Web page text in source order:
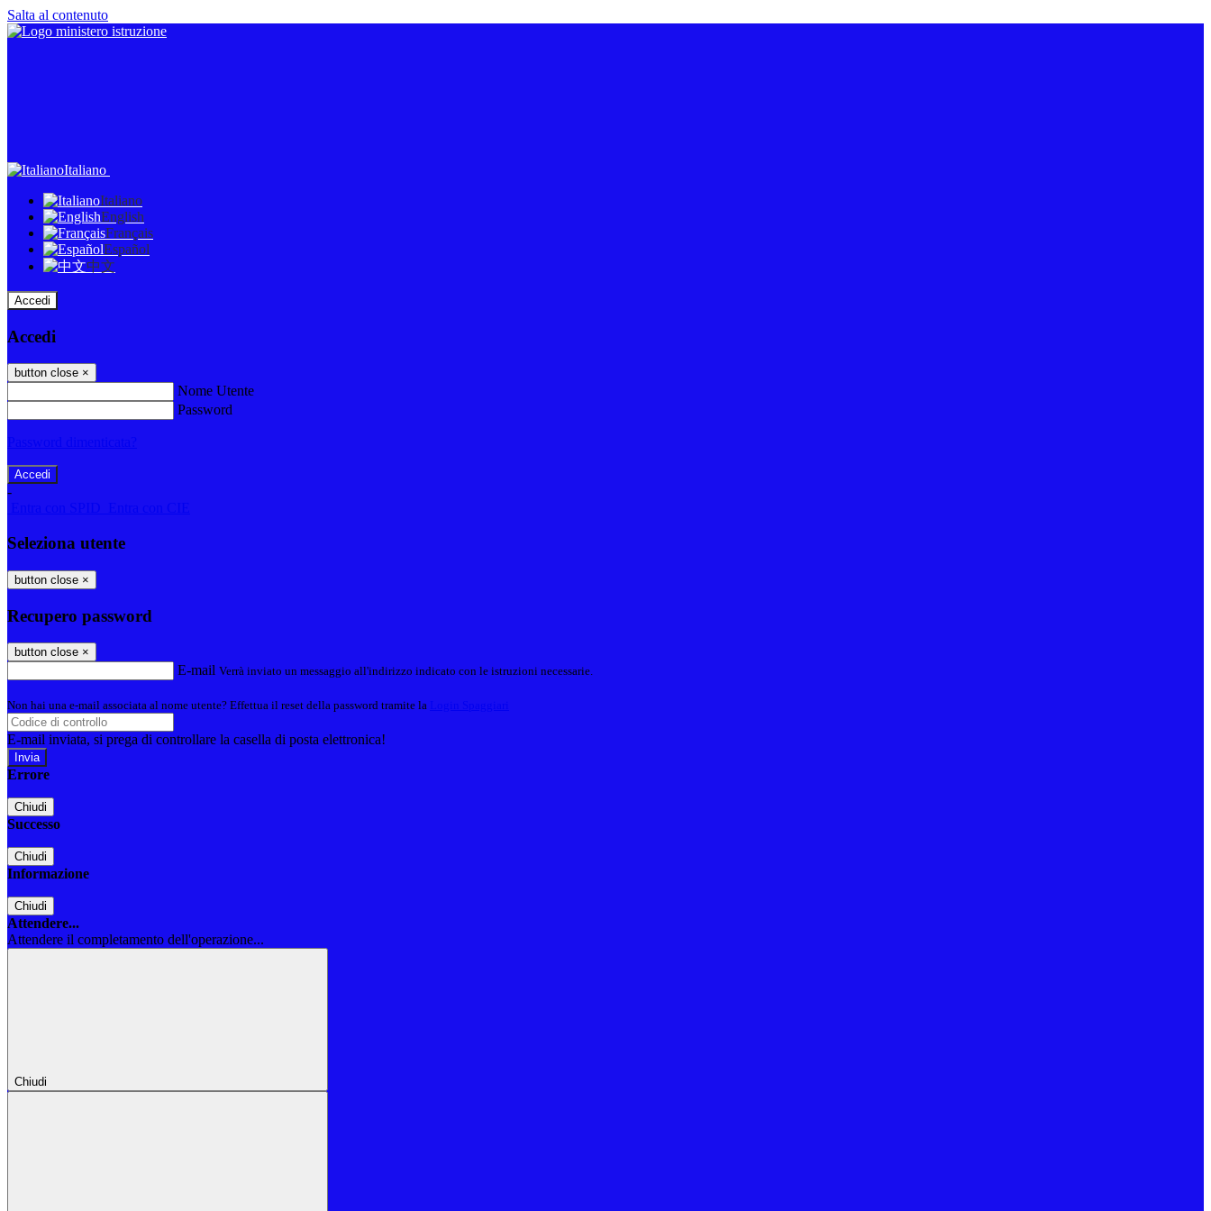
Salta al contenuto
Italiano
Italiano
English
Français
Español
中文
Accedi
Accedi
button close ×
Nome Utente
Password
-
Seleziona utente
button close ×
Recupero password
button close ×
E-mail Verrà inviato un messaggio all'indirizzo indicato con le istruzioni necessarie.
Non hai una e-mail associata al nome utente? Effettua il reset della password tramite la
E-mail inviata, si prega di controllare la casella di posta elettronica!
Errore
Chiudi
Successo
Chiudi
Informazione
Chiudi
Attendere...
Attendere il completamento dell'operazione...
Chiudi